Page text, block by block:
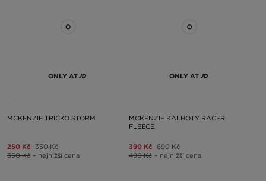
ONLY AT
MCKENZIE TRIČKO STORM
250 Kč 350 Kč
350 Kč – nejnižší cena
ONLY AT
MCKENZIE KALHOTY RACER
FLEECE
390 Kč 690 Kč
490 Kč – nejnižší cena